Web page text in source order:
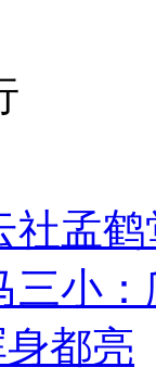
社孟
小
都亮